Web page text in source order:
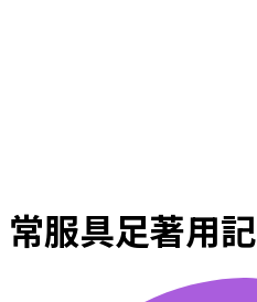
常服具足著用記